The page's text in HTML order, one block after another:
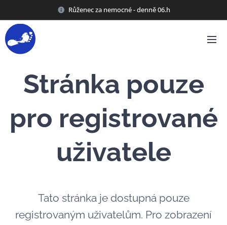
Růženec za nemocné - denně 06.h
Stránka pouze
pro registrované
uživatele
Tato stránka je dostupná pouze
registrovaným uživatelům. Pro zobrazení